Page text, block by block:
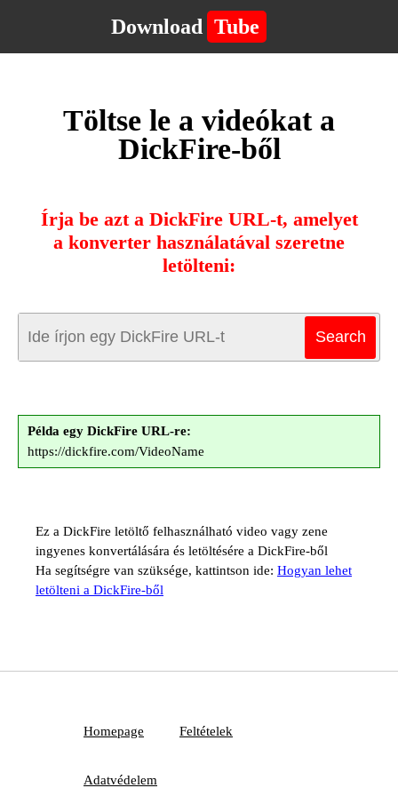
Download Tube
Töltse le a videókat a
DickFire-ből
Írja be azt a DickFire URL-t, amelyet
a konverter használatával szeretne
letölteni:
Példa egy DickFire URL-re:
https://dickfire.com/VideoName
Ez a DickFire letöltő felhasználható video vagy zene
ingyenes konvertálására és letöltésére a DickFire-ből
Ha segítségre van szüksége, kattintson ide: Hogyan lehet
letölteni a DickFire-ből
Homepage Feltételek
Adatvédelem